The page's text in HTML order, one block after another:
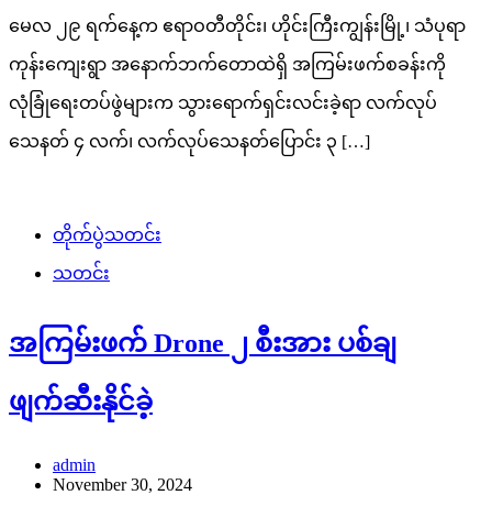
မေလ ၂၉ ရက်နေ့က ဧရာဝတီတိုင်း၊ ဟိုင်းကြီးကျွန်းမြို့၊ သံပုရာ
ကုန်းကျေးရွာ အနောက်ဘက်တောထဲရှိ အကြမ်းဖက်စခန်းကို
လုံခြုံရေးတပ်ဖွဲများက သွားရောက်ရှင်းလင်းခဲ့ရာ လက်လုပ်
သေနတ် ၄ လက်၊ လက်လုပ်သေနတ်ပြောင်း ၃ […]
တိုက်ပွဲသတင်း
သတင်း
အကြမ်းဖက် Drone ၂ စီးအား ပစ်ချ
ဖျက်ဆီးနိုင်ခဲ့
admin
November 30, 2024